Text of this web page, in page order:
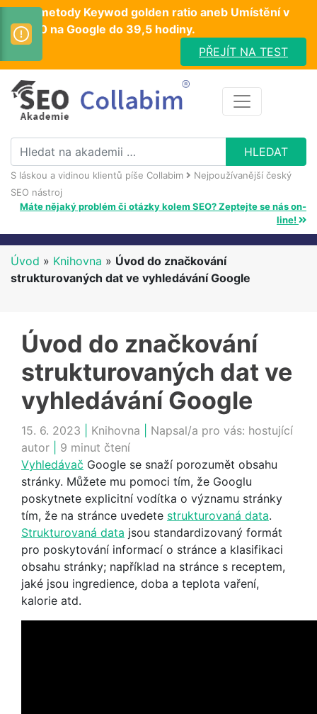
Test metody Keywod golden ratio aneb Umístění v
TOP10 na Google do 39,5 hodiny.
PŘEJÍT NA TEST
S láskou a vidinou klientů píše Collabim
Nejpoužívanější český
SEO nástroj
Máte nějaký problém či otázky kolem SEO? Zeptejte se nás on-
line!
Úvod » Knihovna » Úvod do značkování
strukturovaných dat ve vyhledávání Google
Úvod do značkování
strukturovaných dat ve
vyhledávání Google
15. 6. 2023 Knihovna Napsal/a pro vás: hostující
autor
9 minut čtení
Vyhledávač Google se snaží porozumět obsahu
stránky. Můžete mu pomoci tím, že Googlu
poskytnete explicitní vodítka o významu stránky
tím, že na stránce uvedete strukturovaná data.
Strukturovaná data jsou standardizovaný formát
pro poskytování informací o stránce a klasifikaci
obsahu stránky; například na stránce s receptem,
jaké jsou ingredience, doba a teplota vaření,
kalorie atd.